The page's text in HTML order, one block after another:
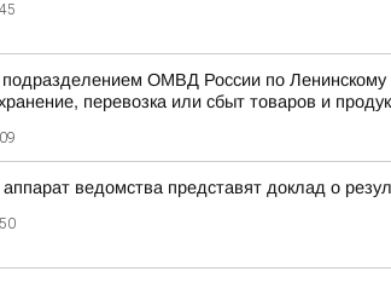
ОМВД России по Ленинскому
перевозка или сбыт товаров и
ведомства представят доклад о